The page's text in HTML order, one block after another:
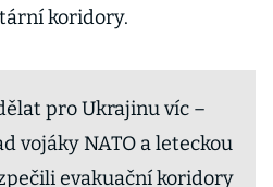
koridory.
pro Ukrajinu víc –
vojáky NATO a leteckou
evakuační koridory